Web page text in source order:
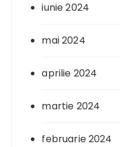
iunie 2024
mai 2024
aprilie 2024
martie 2024
februarie 2024